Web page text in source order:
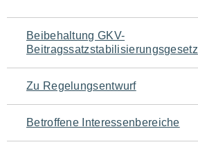
Navigation
für
den
Seiteninhalt
Beibehaltung GKV-
Beitragssatzstabilisierungsgesetz
Zu Regelungsentwurf
Betroffene Interessenbereiche